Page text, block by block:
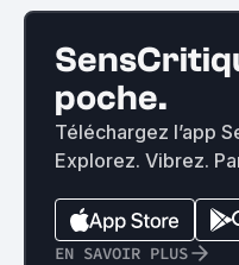
poche.
Téléchargez l’app
Explorez. Vibrez.
EN SAVOIR PLUS